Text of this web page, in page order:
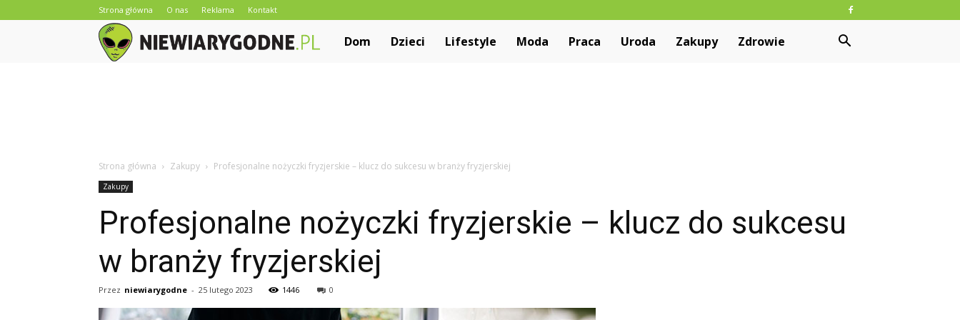
Strona główna O nas Reklama Kontakt
Niewiarygodne.pl
Dom Dzieci Lifestyle Moda Praca Uroda Zakupy Zdrowie
Strona główna Zakupy Profesjonalne nożyczki fryzjerskie – klucz do sukcesu w branży fryzjerskiej
Zakupy
Profesjonalne nożyczki fryzjerskie – klucz do sukcesu
w branży fryzjerskiej
Przez niewiarygodne - 25 lutego 2023 1446 0